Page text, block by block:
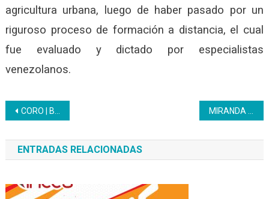
agricultura urbana, luego de haber pasado por un
riguroso proceso de formación a distancia, el cual
fue evaluado y dictado por especialistas
venezolanos.
Navegación
de
entradas
CORO | Bachilleres de Colina están dispuestos a emprender en los procesos productivos falconianos
ENTRADAS RELACIONADAS